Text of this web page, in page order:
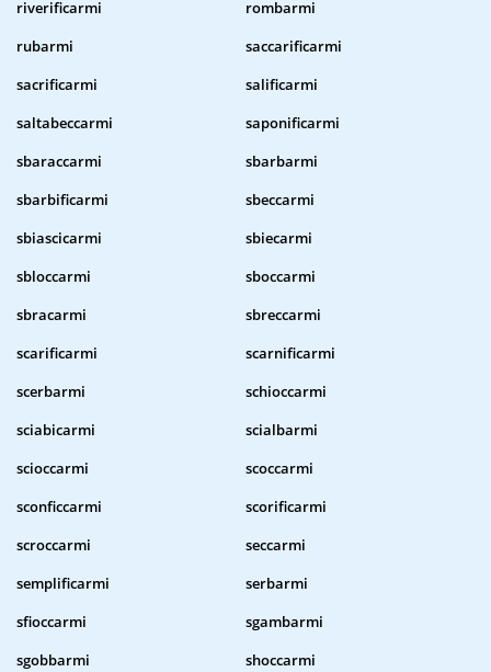
riverificarmi
rombarmi
rubarmi
saccarificarmi
sacrificarmi
salificarmi
saltabeccarmi
saponificarmi
sbaraccarmi
sbarbarmi
sbarbificarmi
sbeccarmi
sbiascicarmi
sbiecarmi
sbloccarmi
sboccarmi
sbracarmi
sbreccarmi
scarificarmi
scarnificarmi
scerbarmi
schioccarmi
sciabicarmi
scialbarmi
scioccarmi
scoccarmi
sconficcarmi
scorificarmi
scroccarmi
seccarmi
semplificarmi
serbarmi
sfioccarmi
sgambarmi
sgobbarmi
shoccarmi